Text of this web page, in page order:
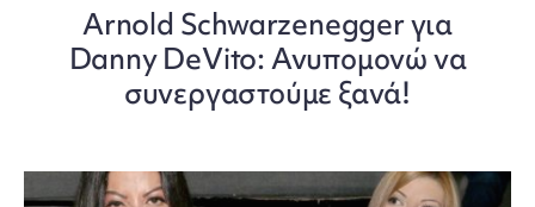
Arnold Schwarzenegger για
Danny DeVito: Ανυπομονώ να
συνεργαστούμε ξανά!